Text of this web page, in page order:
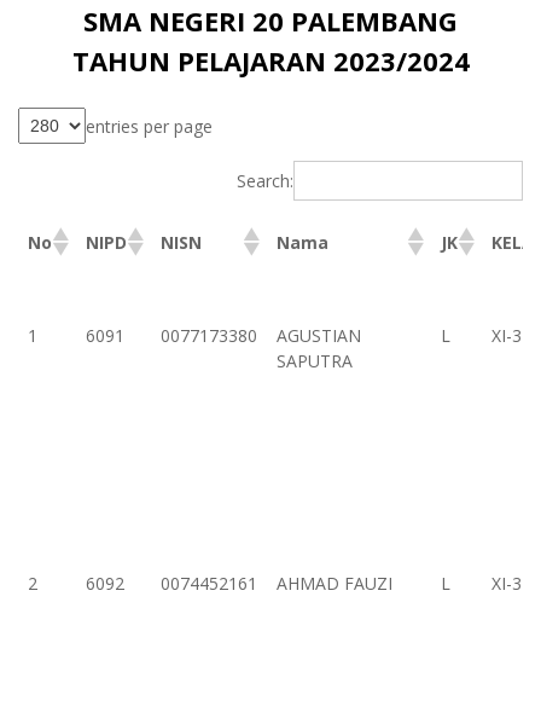
SMA NEGERI 20 PALEMBANG
TAHUN PELAJARAN 2023/2024
entries per page
Search:
No NIPD NISN Nama JK
No NIPD NISN Nama JK
1 6091 0077173380
AGUSTIAN
SAPUTRA
L XI-3
2 6092 0074452161 AHMAD FAUZI L XI-3